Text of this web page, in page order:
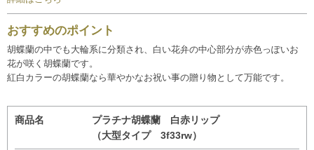
おすすめのポイント
胡蝶蘭の中でも大輪系に分類され、白い花弁の中心部分が赤色っぽいお
花が咲く胡蝶蘭です。
紅白カラーの胡蝶蘭なら華やかなお祝い事の贈り物として万能です。
商品名
プラチナ胡蝶蘭 白赤リップ
（大型タイプ 3f33rw）